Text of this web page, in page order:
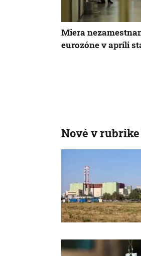
Miera
eurozóne v apríli
Nové v